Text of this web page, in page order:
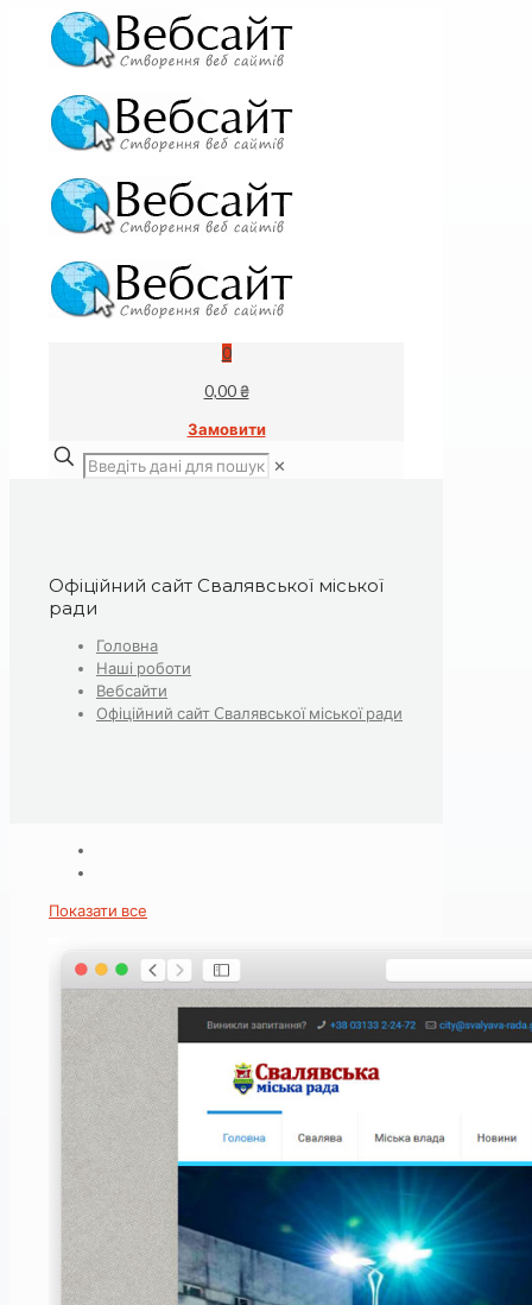
0
0,00 ₴
Замовити
✕
Офіційний сайт Cвалявської міської
ради
Головна
Наші роботи
Вебсайти
Офіційний сайт Cвалявської міської ради
Показати все